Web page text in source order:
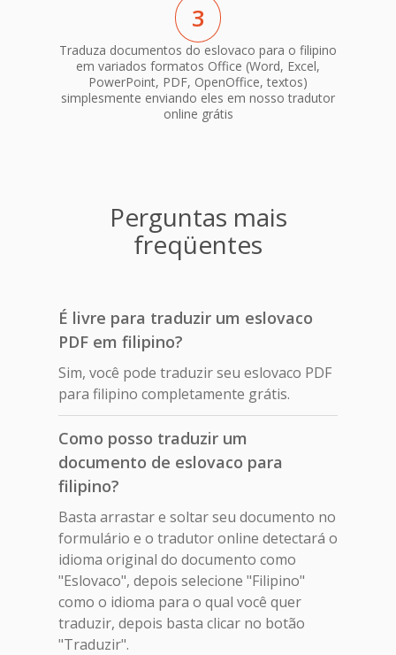
3
Traduza documentos do eslovaco para o filipino
em variados formatos Office (Word, Excel,
PowerPoint, PDF, OpenOffice, textos)
simplesmente enviando eles em nosso tradutor
online grátis
Perguntas mais
freqüentes
É livre para traduzir um eslovaco
PDF em filipino?
Sim, você pode traduzir seu eslovaco PDF
para filipino completamente grátis.
Como posso traduzir um
documento de eslovaco para
filipino?
Basta arrastar e soltar seu documento no
formulário e o tradutor online detectará o
idioma original do documento como
"Eslovaco", depois selecione "Filipino"
como o idioma para o qual você quer
traduzir, depois basta clicar no botão
"Traduzir".